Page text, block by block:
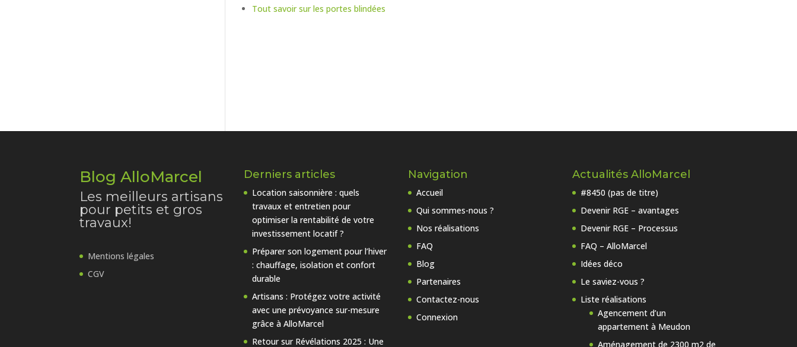
Tout savoir sur les portes blindées
Blog AlloMarcel
Les meilleurs artisans
pour petits et gros
travaux!
Mentions légales
CGV
Derniers articles
Location saisonnière : quels
travaux et entretien pour
optimiser la rentabilité de votre
investissement locatif ?
Préparer son logement pour l’hiver
: chauffage, isolation et confort
durable
Artisans : Protégez votre activité
avec une prévoyance sur-mesure
grâce à AlloMarcel
Retour sur Révélations 2025 : Une
Navigation
Accueil
Qui sommes-nous ?
Nos réalisations
FAQ
Blog
Partenaires
Contactez-nous
Connexion
Actualités AlloMarcel
#8450 (pas de titre)
Devenir RGE – avantages
Devenir RGE – Processus
FAQ – AlloMarcel
Idées déco
Le saviez-vous ?
Liste réalisations
Agencement d’un
appartement à Meudon
Aménagement de 2300 m2 de